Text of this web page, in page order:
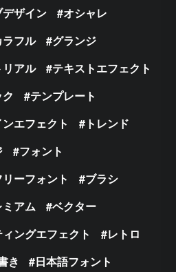
デザイン
オシャレ
ラフル
グランジ
アル
テキストエフェクト
テンプレート
エフェクト
トレンド
フォント
リーフォント
ブラシ
ミアム
ベクター
ングエフェクト
レトロ
き 日本語フォント